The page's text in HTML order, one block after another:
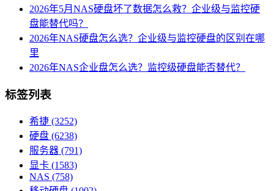
2026年5月NAS硬盘坏了数据怎么救？企业级与监控硬
盘能替代吗？
2026年NAS硬盘怎么选？企业级与监控硬盘的区别在哪
里
2026年NAS企业盘怎么选？监控级硬盘能否替代？
标签列表
希捷 (3252)
硬盘 (6238)
服务器 (791)
显卡 (1583)
NAS (758)